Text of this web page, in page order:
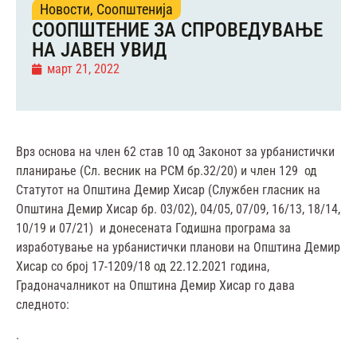
Новости, Соопштенија
СООПШТЕНИЕ ЗА СПРОВЕДУВАЊЕ
НА ЈАВЕН УВИД
март 21, 2022
Врз основа на член 62 став 10 од Законот за урбанистички
планирање (Сл. весник на РСМ бр.32/20) и член 129 од
Статутот на Општина Демир Хисар (Службен гласник на
Општина Демир Хисар бр. 03/02), 04/05, 07/09, 16/13, 18/14,
10/19 и 07/21) и донесената Годишна програма за
изработување на урбанистички планови на Општина Демир
Хисар со број 17-1209/18 од 22.12.2021 година,
Градоначалникот на Општина Демир Хисар го дава
следното:
.